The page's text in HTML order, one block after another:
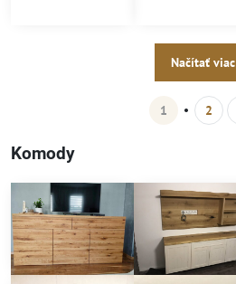
Načítať viac
1 2
Komody